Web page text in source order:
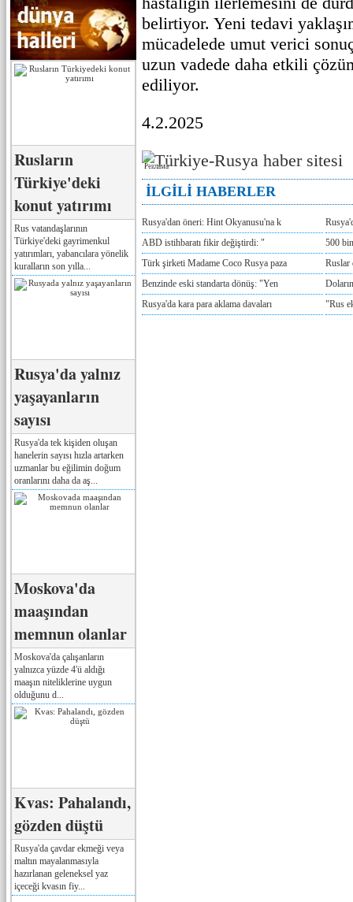
Rusların
Türkiye'deki
konut yatırımı
Rus vatandaşlarının
Türkiye'deki gayrimenkul
yatırımları, yabancılara yönelik
kuralların son yılla...
Rusya'da yalnız
yaşayanların
sayısı
Rusya'da tek kişiden oluşan
hanelerin sayısı hızla artarken
uzmanlar bu eğilimin doğum
oranlarını daha da aş...
Moskova'da
maaşından
memnun olanlar
Moskova'da çalışanların
yalnızca yüzde 4'ü aldığı
maaşın niteliklerine uygun
olduğunu d...
Kvas: Pahalandı,
gözden düştü
Rusya'da çavdar ekmeği veya
maltın mayalanmasıyla
hazırlanan geleneksel yaz
içeceği kvasın fiy...
belirtiyor. Yeni tedavi
mücadelede umut verici
uzun vadede daha etkili
ediliyor.
4.2.2025
Реклама
İLGİLİ HABERLER
Rusya'dan öneri: Hint Okyanusu'na k
ABD istihbaratı fikir değiştirdi: "
500
Türk şirketi Madame Coco Rusya paza
Ruslar
Benzinde eski standarta dönüş: "Yen
Rusya'da kara para aklama davaları
"Rus